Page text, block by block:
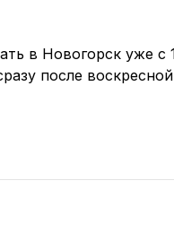
в Новогорск уже с
после